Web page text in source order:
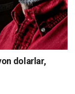
dolarlar,